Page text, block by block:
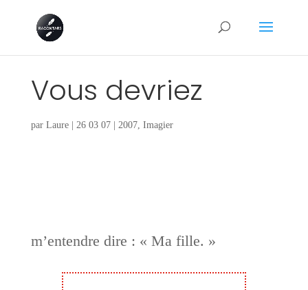
Vous devriez
par Laure| 26 03 07| 2007, Imagier
m’entendre dire : « Ma fille. »